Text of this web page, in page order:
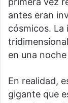
antes eran
cósmicos. La
en una
En realidad,
gigante que